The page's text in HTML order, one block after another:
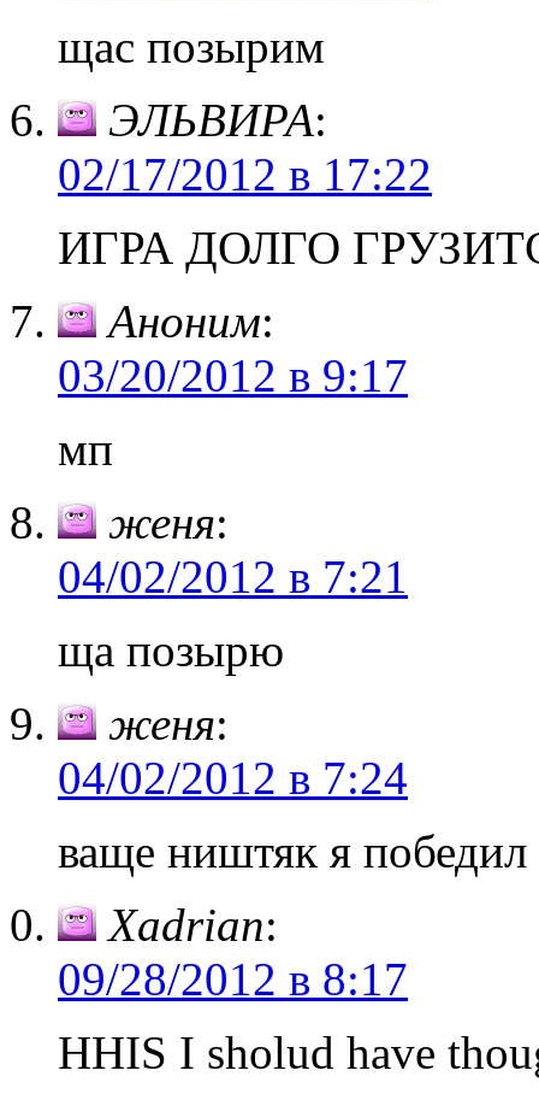
щас позырим
ЭЛЬВИРА:
02/17/2012 в 17:22
ИГРА ДОЛГО
Аноним:
03/20/2012 в 9:17
мп
женя:
04/02/2012 в 7:21
ща позырю
женя:
04/02/2012 в 7:24
ваще ништяк я победил
Xadrian:
09/28/2012 в 8:17
HHIS I sholud have